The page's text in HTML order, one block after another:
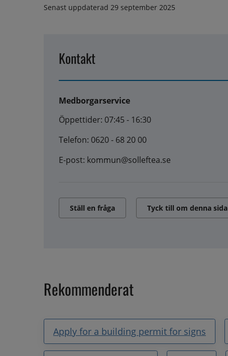
Senast uppdaterad 29 september 2025
Kontakt
Medborgarservice
Öppettider: 07:45 - 16:30
Telefon: 0620 - 68 20 00
E-post: kommun@solleftea.se
Ställ en fråga Tyck till om denna sida
Rekommenderat
Apply for a building permit for signs